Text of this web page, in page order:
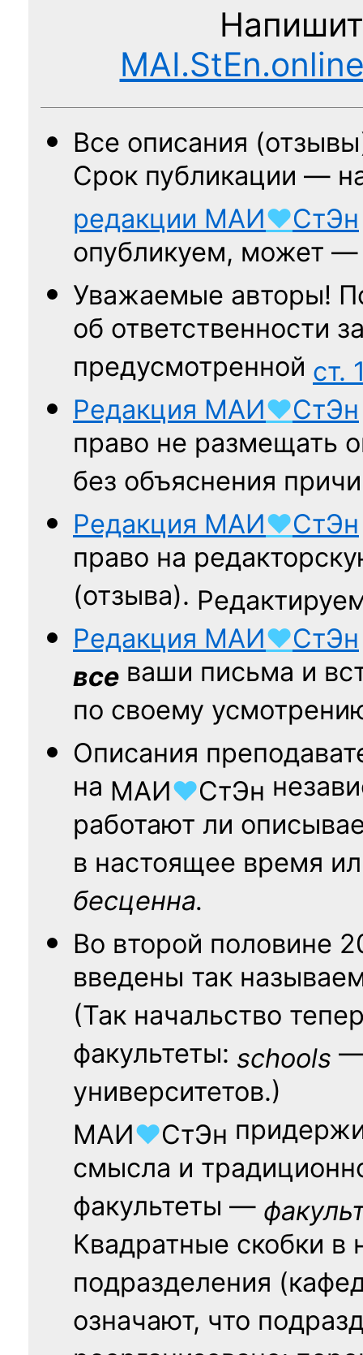
Все описания
Срок публикации —
редакции МАИ♥СтЭн
опубликуем, может
Уважаемые авторы!
об ответственности
предусмотренной ст.
Редакция МАИ♥СтЭн
право не размещать
без объяснения
Редакция МАИ♥СтЭн
право на
(отзыва).
Редакция МАИ♥СтЭн
все ваши письма и
по своему
Описания
на МАИ♥СтЭн
работают ли
в настоящее время
бесценна.
Во второй половине
введены так
(Так начальство
факультеты: schools —
университетов.)
МАИ♥СтЭн
смысла и
факультеты —
Квадратные скобки в
подразделения
означают, что